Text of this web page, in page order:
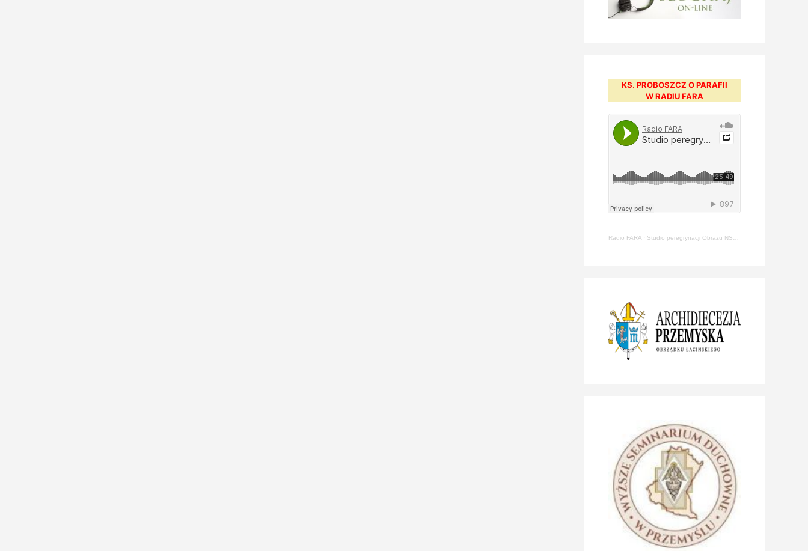
KS. PROBOSZCZ O PARAFII
W RADIU FARA
Radio FARA · Studio peregrynacji Obrazu NSPJ [#211] – ks. Arkadiusz Jasiewicz (22.05.2024)